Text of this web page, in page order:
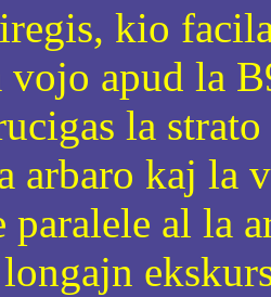
kio
apud la
la
arbaro kaj la
paralele al la